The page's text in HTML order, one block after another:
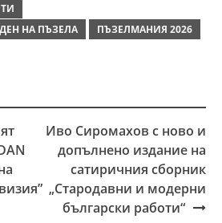
ДЕН НА ПЪЗЕЛА ПЪЗЕЛМАНИЯ 2026
Иво Сиромахов с ново и
допълнено издание на
сатиричния сборник
„Стародавни и модерни
български работи“